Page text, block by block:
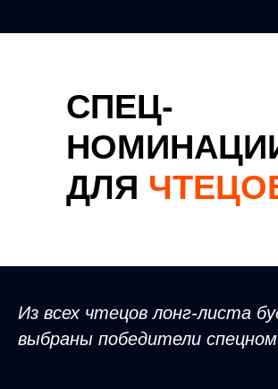
СПЕЦ-
ДЛЯ
Из всех чтецов лонг-листа
выбраны победители